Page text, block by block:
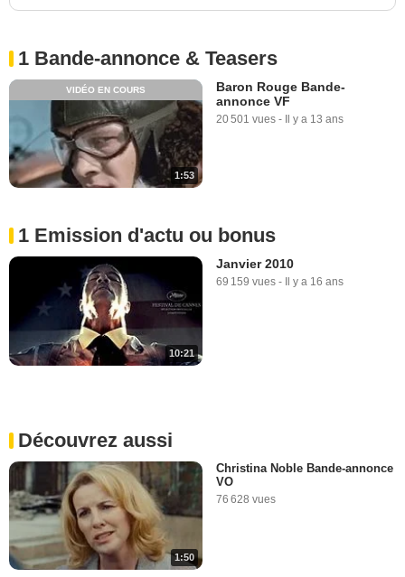
1 Bande-annonce & Teasers
1:53
VIDÉO EN COURS
Baron Rouge Bande-
annonce VF
20 501 vues - Il y a 13 ans
1 Emission d'actu ou bonus
10:21
Janvier 2010
69 159 vues - Il y a 16 ans
Découvrez aussi
1:50
Christina Noble Bande-annonce
VO
76 628 vues